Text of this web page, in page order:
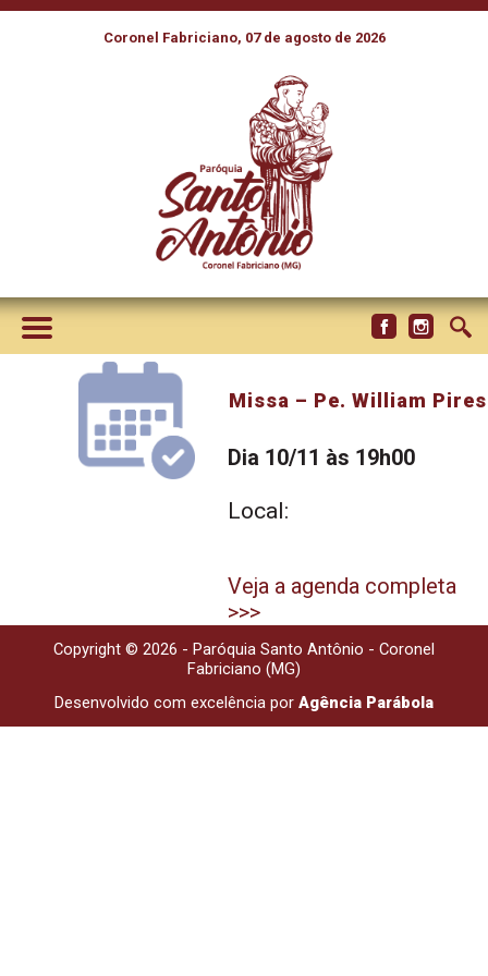
Coronel Fabriciano, 07 de agosto de 2026
Missa – Pe. William Pires
Dia 10/11 às 19h00
Local:
Veja a agenda completa
>>>
Copyright © 2026 - Paróquia Santo Antônio - Coronel
Fabriciano (MG)
Desenvolvido com excelência por Agência Parábola